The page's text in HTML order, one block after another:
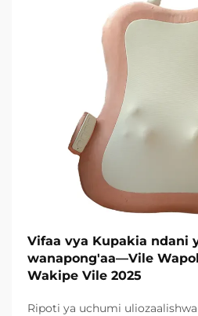
Vifaa vya Kupakia ndani
wanapong'aa—Vile
Wakipe Vile 2025
Ripoti ya uchumi